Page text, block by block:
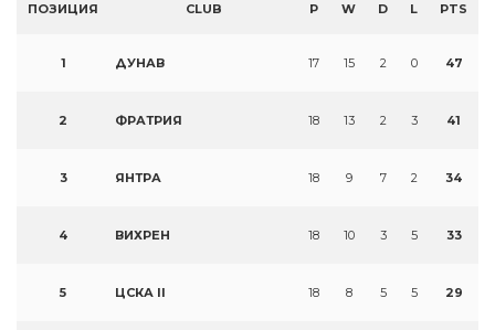
ПОЗИЦИЯ CLUB P W D L PTS
1 ДУНАВ 17 15 2 0 47
2 ФРАТРИЯ 18 13 2 3 41
3 ЯНТРА 18 9 7 2 34
4 ВИХРЕН 18 10 3 5 33
5 ЦСКА II 18 8 5 5 29